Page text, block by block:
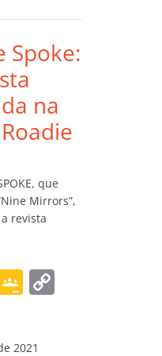
e
Cl
a
ss
ro
m
Li
n
Spoke:
na
que
Mirrors”,
revista
G
2021